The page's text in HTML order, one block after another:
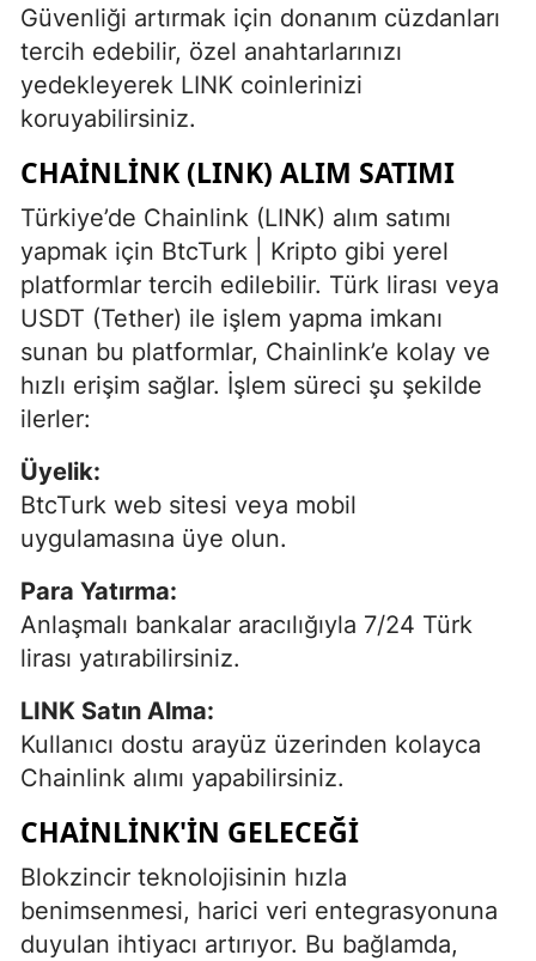
Güvenliği artırmak için donanım cüzdanları
tercih edebilir, özel anahtarlarınızı
yedekleyerek LINK coinlerinizi
koruyabilirsiniz.
CHAINLINK (LINK) ALIM SATIMI
Türkiye’de Chainlink (LINK) alım satımı
yapmak için BtcTurk | Kripto gibi yerel
platformlar tercih edilebilir. Türk lirası veya
USDT (Tether) ile işlem yapma imkanı
sunan bu platformlar, Chainlink’e kolay ve
hızlı erişim sağlar. İşlem süreci şu şekilde
ilerler:
Üyelik:
BtcTurk web sitesi veya mobil
uygulamasına üye olun.
Para Yatırma:
Anlaşmalı bankalar aracılığıyla 7/24 Türk
lirası yatırabilirsiniz.
LINK Satın Alma:
Kullanıcı dostu arayüz üzerinden kolayca
Chainlink alımı yapabilirsiniz.
CHAINLINK'IN GELECEĞI
Blokzincir teknolojisinin hızla
benimsenmesi, harici veri entegrasyonuna
duyulan ihtiyacı artırıyor. Bu bağlamda,